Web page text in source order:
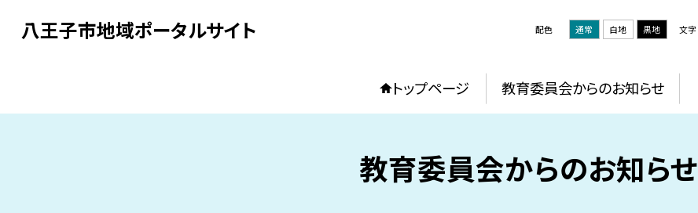
八王子市地域ポータルサイト 配色 通常 白地 黒地 文字
トップページ 教育委員会からのお知らせ
教育委員会からのお知らせ